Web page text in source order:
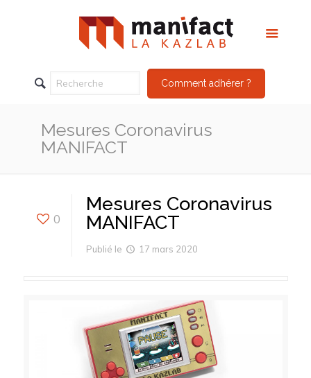
Comment adhérer ?
Mesures Coronavirus
MANIFACT
0
Mesures Coronavirus
MANIFACT
Publié le 17 mars 2020